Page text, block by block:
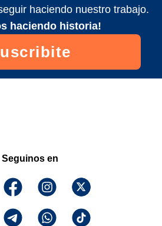
haciendo nuestro trabajo.
haciendo historia!
Seguinos en